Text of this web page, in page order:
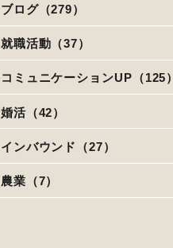
ブログ（279）
就職活動（37）
コミュニケーションUP（125）
婚活（42）
インバウンド（27）
農業（7）